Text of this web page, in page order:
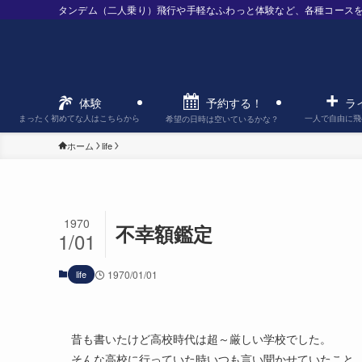
タンデム（二人乗り）飛行や手軽なふわっと体験など、各種コース
体験
まったく初めてな人はこちらから
予約する！
希望の日時は空いているかな？
ラ
一人で自由に
ホーム life
不幸額鑑定
1970
1/01
life 1970/01/01
昔も書いたけど高校時代は超～厳しい学校でした。
そんな高校に行っていた時いつも言い聞かせていたこと